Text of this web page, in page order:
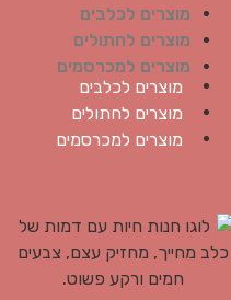
מוצרים לכלבים
מוצרים לחתולים
מוצרים למכרסמים
מוצרים לכלבים
מוצרים לחתולים
מוצרים למכרסמים